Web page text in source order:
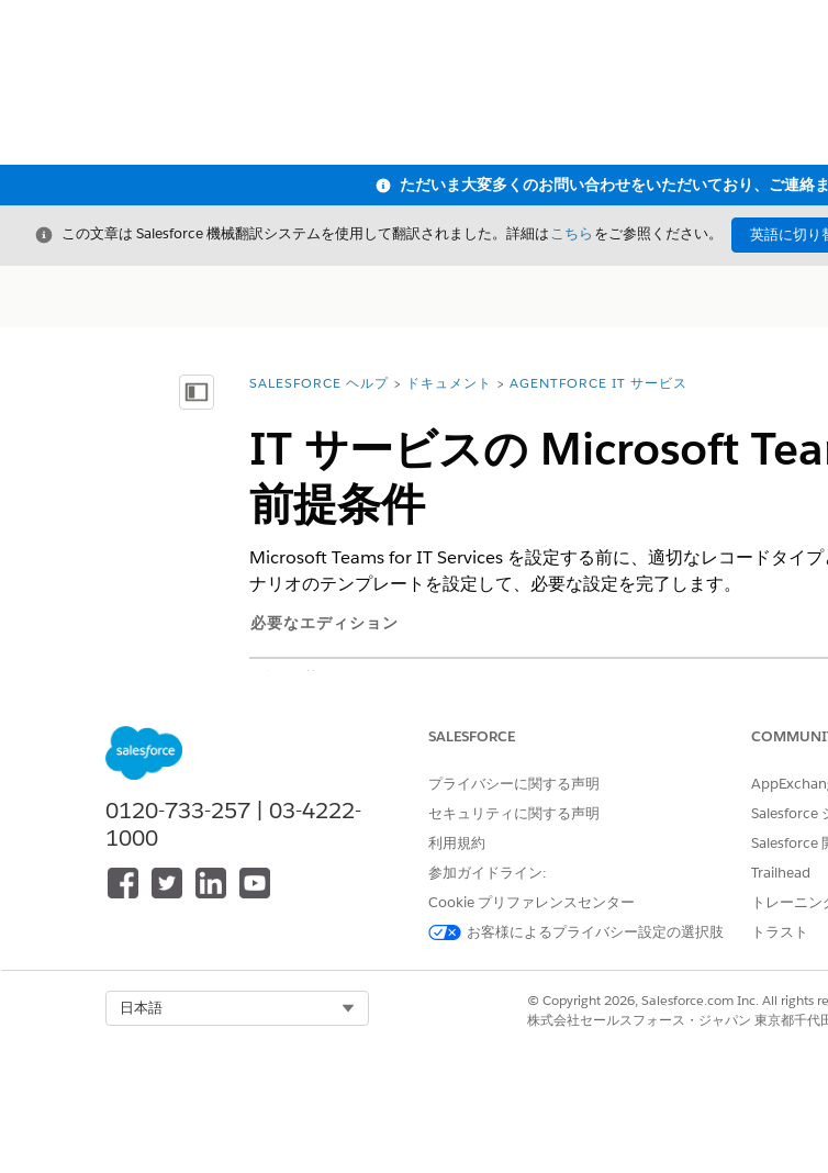
閉じる
この文章は Salesforce 機械翻訳システムを使用して翻訳されました。詳細はこちら をご参照ください。 英語に切り
目次を表示詳細情報:
SALESFORCE ヘルプ ドキュメント AGENTFORCE IT サービス
IT サービスの Microsoft
前提条件
Microsoft Teams for IT Services を設定する前に、適切なレコードタイ
ナリオのテンプレートを設定して、必要な設定を完了します。
必要なエディション
使用可能なインターフェース: Lightning Experience
さい。たとえば、個別のレコードタイプを作成し、インシデントオブジェクト
関連する項目とアクションのみを表示できるようにします。
特定の IT 使用事例に合わせてサービスカタログ項目テンプレートを設定します
この記事で問題は解決されましたか?
0120-733-257 | 03-4222-
1000
SALESFORCE
プライバシーに関する声明
セキュリティに関する声明
利用規約
参加ガイドライン:
Cookie プリファレンスセンター
お客様によるプライバシー設定の選択肢
Salesforce
Salesforce
Trailhead
トレーニン
トラスト
日本語
© Copyright 2026, Salesforce.com Inc. All rights
株式会社セールスフォース・ジャパン 東京都千代